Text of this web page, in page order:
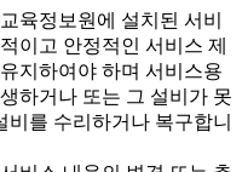
육정보원에 설치된 서비
이고 안정적인 서비스 제
지하여야 하며 서비스용
하거나 또는 그 설비가 못
비를 수리하거나 복구합니